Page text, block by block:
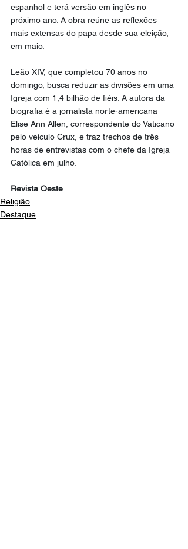
espanhol e terá versão em inglês no
próximo ano. A obra reúne as reflexões
mais extensas do papa desde sua eleição,
em maio.
Leão XIV, que completou 70 anos no
domingo, busca reduzir as divisões em uma
Igreja com 1,4 bilhão de fiéis. A autora da
biografia é a jornalista norte-americana
Elise Ann Allen, correspondente do Vaticano
pelo veículo Crux, e traz trechos de três
horas de entrevistas com o chefe da Igreja
Católica em julho.
Revista Oeste
Religião
Destaque